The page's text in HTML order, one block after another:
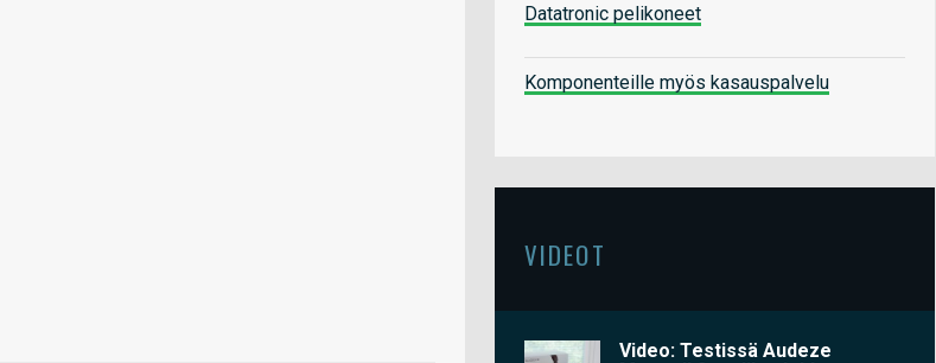
Datatronic pelikoneet
Komponenteille myös kasauspalvelu
VIDEOT
Video: Testissä Audeze